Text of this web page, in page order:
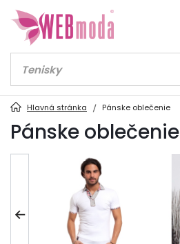
Hlavná stránka Pánske oblečenie
Pánske oblečenie